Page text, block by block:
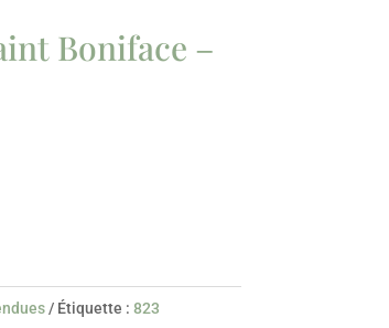
Boniface –
Étiquette : 823